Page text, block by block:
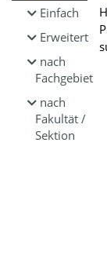
Einfach
Erweitert
nach
Fachgebiet
nach
Fakultät /
Sektion